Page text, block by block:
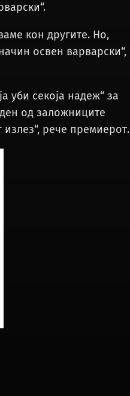
кон другите. Но,
освен варварски“,
уби секоја надеж“ за
од заложниците
рече премиерот.